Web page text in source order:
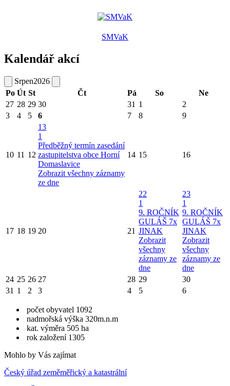
SMVaK
Kalendář akcí
Srpen2026
Po Út St Čt Pá So
Ne
27 28 29 30 31 1
2
3
4 5 6 7 8 9
10 11 12
13
1
Předběžný termín zasedání
zastupitelstva obce Horní
Domaslavice
Zobrazit všechny záznamy
ze dne
14 15 16
17 18 19 20 21
22
1
9. ROČNÍK
GULÁŠ 7x
JINAK
Zobrazit
všechny
záznamy ze
dne
23
1
9. ROČNÍK
GULÁŠ 7x
JINAK
Zobrazit
všechny
záznamy ze
dne
24 25 26 27 28 29
30
31 1 2 3 4 5 6
počet obyvatel 1092
nadmořská výška 320m.n.m
kat. výměra 505 ha
rok založení 1305
Mohlo by Vás zajímat
Český úřad zeměměřický a katastrální